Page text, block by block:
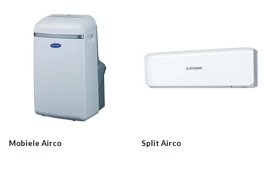
Mobiele Airco Split Airco